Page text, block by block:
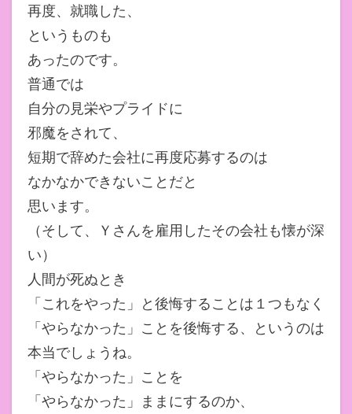
再度、就職した、
というものも
あったのです。
普通では
自分の見栄やプライドに
邪魔をされて、
短期で辞めた会社に再度応募するのは
なかなかできないことだと
思います。
（そして、Ｙさんを雇用したその会社も懐が深
い）
人間が死ぬとき
「これをやった」と後悔することは１つもなく
「やらなかった」ことを後悔する、というのは
本当でしょうね。
「やらなかった」ことを
「やらなかった」ままにするのか、